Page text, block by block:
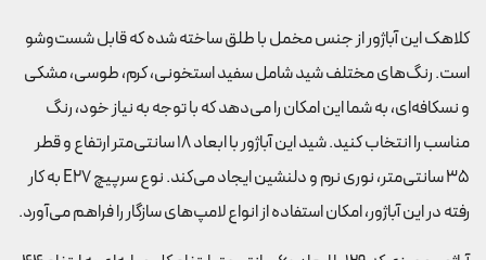
کلاهک این آباژور از جنس مخمل با طلق ساخته شده که قابل شست‌وشو
است. رنگ‌های مختلف شید شامل سفید استخونی، کرم، طوسی، مشکی
و نسکافه‌ای، به شما این امکان را می‌دهد که با توجه به نیاز خود، رنگ
مناسب را انتخاب کنید. شید این آباژور با ابعاد 18 سانتی‌متر ارتفاع و قطر
35 سانتی‌متر، نوری نرم و دلنشین ایجاد می‌کند. نوع سرپیچ E27 به کار
رفته در این آباژور، امکان استفاده از انواع لامپ‌های سازگار را فراهم می‌آورد.